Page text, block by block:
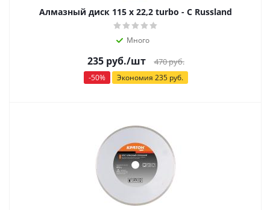
Алмазный диск 115 х 22,2 turbo - С Russland
Много
235руб./шт 470руб.
-50% Экономия 235руб.